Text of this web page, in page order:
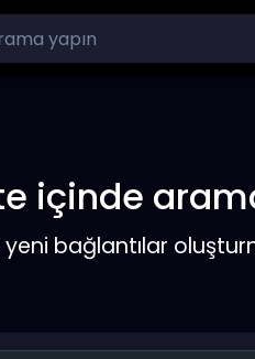
içinde
bağlantılar